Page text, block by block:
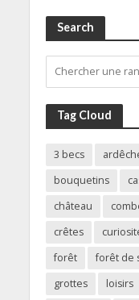
Search
Tag Cloud
3 becs
bouquetins
château
crêtes
forêt
forêt de
grottes
loisirs